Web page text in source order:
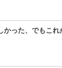
った、でもこ